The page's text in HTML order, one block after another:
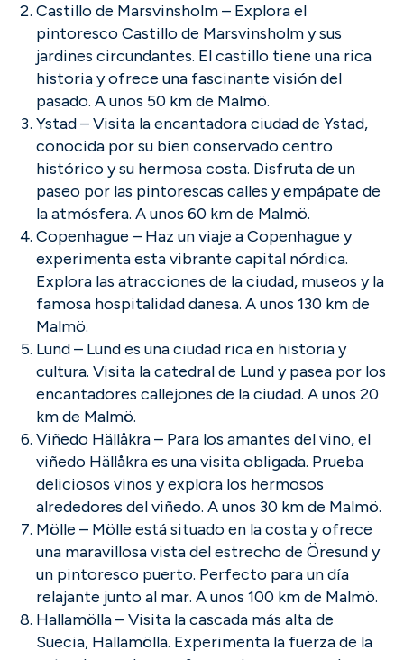
Castillo de Marsvinsholm – Explora el
pintoresco Castillo de Marsvinsholm y sus
jardines circundantes. El castillo tiene una rica
historia y ofrece una fascinante visión del
pasado. A unos 50 km de Malmö.
Ystad – Visita la encantadora ciudad de Ystad,
conocida por su bien conservado centro
histórico y su hermosa costa. Disfruta de un
paseo por las pintorescas calles y empápate de
la atmósfera. A unos 60 km de Malmö.
Copenhague – Haz un viaje a Copenhague y
experimenta esta vibrante capital nórdica.
Explora las atracciones de la ciudad, museos y la
famosa hospitalidad danesa. A unos 130 km de
Malmö.
Lund – Lund es una ciudad rica en historia y
cultura. Visita la catedral de Lund y pasea por los
encantadores callejones de la ciudad. A unos 20
km de Malmö.
Viñedo Hällåkra – Para los amantes del vino, el
viñedo Hällåkra es una visita obligada. Prueba
deliciosos vinos y explora los hermosos
alrededores del viñedo. A unos 30 km de Malmö.
Mölle – Mölle está situado en la costa y ofrece
una maravillosa vista del estrecho de Öresund y
un pintoresco puerto. Perfecto para un día
relajante junto al mar. A unos 100 km de Malmö.
Hallamölla – Visita la cascada más alta de
Suecia, Hallamölla. Experimenta la fuerza de la